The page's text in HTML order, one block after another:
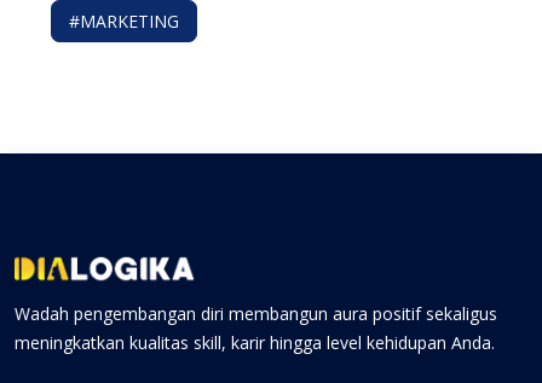
#MARKETING
Wadah pengembangan diri membangun aura positif sekaligus
meningkatkan kualitas skill, karir hingga level kehidupan Anda.